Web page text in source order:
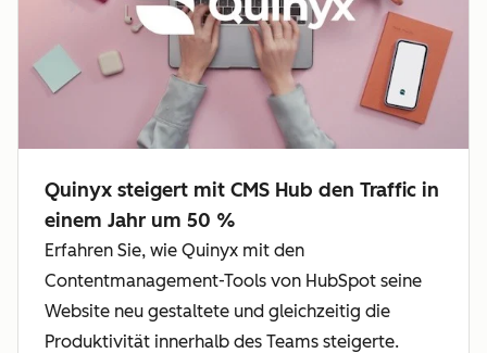
Quinyx steigert mit CMS Hub den Traffic in
einem Jahr um 50 %
Erfahren Sie, wie Quinyx mit den
Contentmanagement-Tools von HubSpot seine
Website neu gestaltete und gleichzeitig die
Produktivität innerhalb des Teams steigerte.